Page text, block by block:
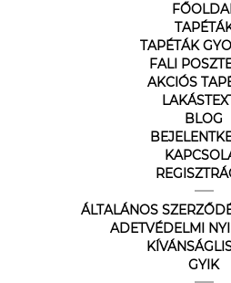
TAPÉTÁK
FALI
AKCIÓS
BLOG
ÁLTALÁNOS
ADETVÉDELMI
GYIK